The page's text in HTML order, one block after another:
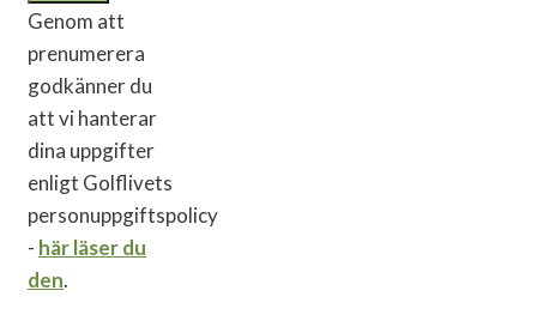
Genom att
prenumerera
godkänner du
att vi hanterar
dina uppgifter
enligt Golflivets
personuppgiftspolicy
- här läser du
den.